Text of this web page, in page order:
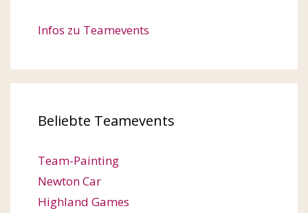
Infos zu Teamevents
Beliebte Teamevents
Team-Painting
Newton Car
Highland Games